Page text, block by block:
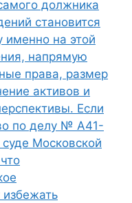
должника
становится
именно на этой
напрямую
права, размер
активов и
Если
по делу № А41-
Московской